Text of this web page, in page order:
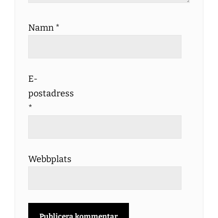
Namn *
E-
postadress
*
Webbplats